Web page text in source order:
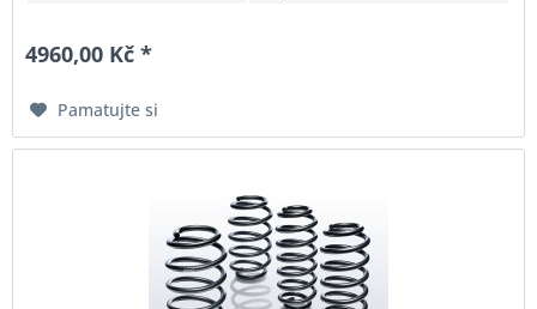
4960,00 Kč *
Pamatujte si